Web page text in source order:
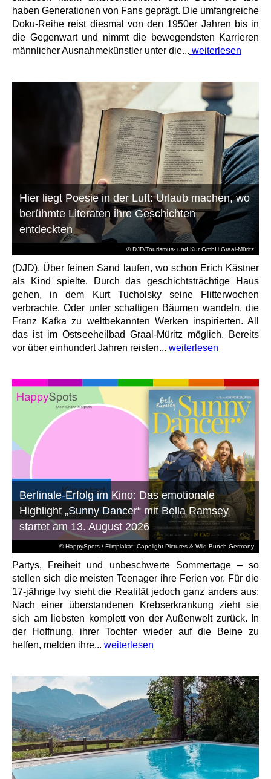
haben Generationen von Fans geprägt. Die umfangreiche
Doku-Reihe reist diesmal von den 1950er Jahren bis in
die Gegenwart und nimmt die bewegendsten Karrieren
männlicher Ausnahmekünstler unter die... weiterlesen
© DJD/Tourismus- und Kur GmbH Graal-Müritz
Hier liegt Poesie in der Luft: Urlaub machen, wo
berühmte Literaten ihre Geschichten
entdeckten
(DJD). Über feinen Sand laufen, wo schon Erich Kästner
als Kind spielte. Durch das geschichtsträchtige Haus
gehen, in dem Kurt Tucholsky seine Flitterwochen
verbrachte. Oder unter schattigen Bäumen wandeln, die
Franz Kafka zu weltbekannten Werken inspirierten. All
das ist im Ostseeheilbad Graal-Müritz möglich. Bereits
vor über einhundert Jahren reisten... weiterlesen
© HappySpots / Filmplakat: Capelight Pictures & Wild Bunch Germany
Berlinale-Erfolg im Kino: Das emotionale
Highlight „Sunny Dancer“ mit Bella Ramsey
startet am 13. August 2026
Partys, Freiheit und unbeschwerte Sommertage – so
stellen sich die meisten Teenager ihre Ferien vor. Für die
17-jährige Ivy sieht die Realität jedoch ganz anders aus:
Nach einer überstandenen Krebserkrankung zieht sie
sich am liebsten komplett von der Außenwelt zurück. In
der Hoffnung, ihrer Tochter wieder auf die Beine zu
helfen, melden ihre... weiterlesen